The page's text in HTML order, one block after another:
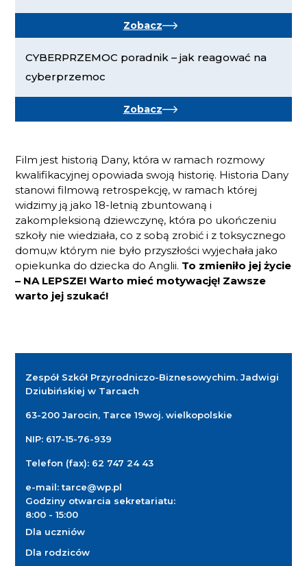
Zobacz
CYBERPRZEMOC poradnik – jak reagować na
cyberprzemoc
Zobacz
Film jest historią Dany, która w ramach rozmowy
kwalifikacyjnej opowiada swoją historię. Historia Dany
stanowi filmową retrospekcję, w ramach której
widzimy ją jako 18-letnią zbuntowaną i
zakompleksioną dziewczynę, która po ukończeniu
szkoły nie wiedziała, co z sobą zrobić i z toksycznego
domu,w którym nie było przyszłości wyjechała jako
opiekunka do dziecka do Anglii. To zmieniło jej życie
– NA LEPSZE! Warto mieć motywację! Zawsze
warto jej szukać!
Zespół Szkół Przyrodniczo-Biznesowychim. Jadwigi
Dziubińskiej w Tarcach
63-200 Jarocin, Tarce 19woj. wielkopolskie
NIP: 617-15-76-939
Telefon (fax): 62 747 24 43
e-mail:tarce@wp.pl
Godziny otwarcia sekretariatu:
8:00 - 15:00
Dla uczniów
Dla rodziców